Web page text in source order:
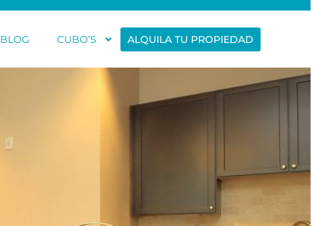
ALQUILA TU PROPIEDAD
BLOG CUBO’S